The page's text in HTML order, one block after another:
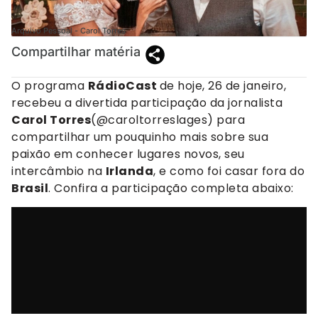
Arquivo Pessoal - Carol Torres
Compartilhar matéria
O programa RádioCast de hoje, 26 de janeiro,
recebeu a divertida participação da jornalista
Carol Torres(@caroltorreslages) para
compartilhar um pouquinho mais sobre sua
paixão em conhecer lugares novos, seu
intercâmbio na Irlanda, e como foi casar fora do
Brasil. Confira a participação completa abaixo: